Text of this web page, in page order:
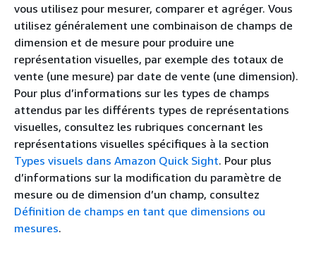
vous utilisez pour mesurer, comparer et agréger. Vous
utilisez généralement une combinaison de champs de
dimension et de mesure pour produire une
représentation visuelles, par exemple des totaux de
vente (une mesure) par date de vente (une dimension).
Pour plus d’informations sur les types de champs
attendus par les différents types de représentations
visuelles, consultez les rubriques concernant les
représentations visuelles spécifiques à la section
Types visuels dans Amazon Quick Sight. Pour plus
d’informations sur la modification du paramètre de
mesure ou de dimension d’un champ, consultez
Définition de champs en tant que dimensions ou
mesures.